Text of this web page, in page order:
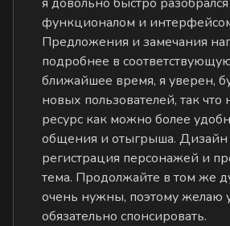
функционалом и
Предложения и замечания
подробнее в
ближайшее время, я уверен,
новых пользователей, так что
ресурс как можно более
общения и отыгрыша. Дизайн
регистрация персонажей и
тема. Продолжайте в том же
очень нужны, поэтому желаю
обязательно спонсировать.